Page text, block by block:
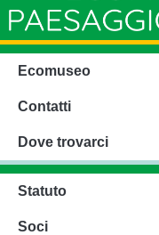
Ecomuseo
Contatti
Dove trovarci
Statuto
Soci